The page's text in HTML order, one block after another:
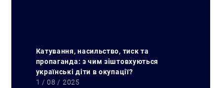
Катування, насильство, тиск та
пропаганда: з чим зіштовхуються
українські діти в окупації?
1 / 08 / 2025